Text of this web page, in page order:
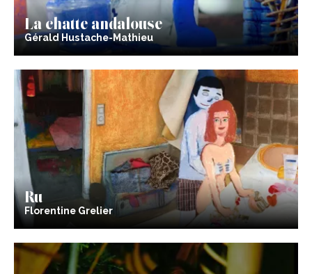
La chatte andalouse
Gérald Hustache-Mathieu
Ru
Florentine Grelier